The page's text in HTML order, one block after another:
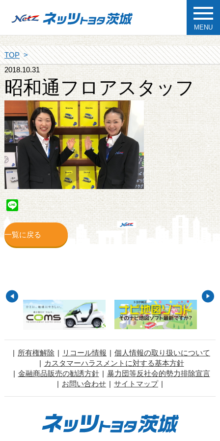
MENU
TOP
2018.10.31
昭和通フロアスタッフ
Line
一覧に戻る
所有権解除 リコール情報
個人情報の取り扱いについて
カスタマーハラスメントに対する基本方針
金融商品販売の勧誘方針
暴力団等反社会的勢力排除宣言
お問い合わせ
サイトマップ